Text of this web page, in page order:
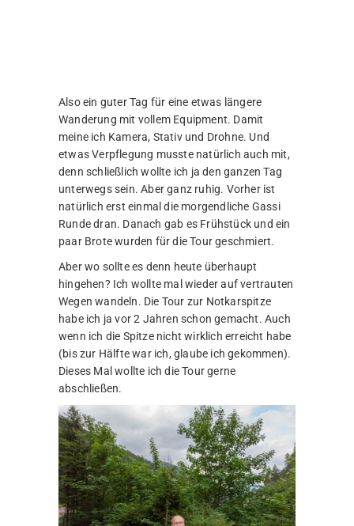
Also ein guter Tag für eine etwas längere
Wanderung mit vollem Equipment. Damit
meine ich Kamera, Stativ und Drohne. Und
etwas Verpflegung musste natürlich auch mit,
denn schließlich wollte ich ja den ganzen Tag
unterwegs sein. Aber ganz ruhig. Vorher ist
natürlich erst einmal die morgendliche Gassi
Runde dran. Danach gab es Frühstück und ein
paar Brote wurden für die Tour geschmiert.
Aber wo sollte es denn heute überhaupt
hingehen? Ich wollte mal wieder auf vertrauten
Wegen wandeln. Die Tour zur Notkarspitze
habe ich ja vor 2 Jahren schon gemacht. Auch
wenn ich die Spitze nicht wirklich erreicht habe
(bis zur Hälfte war ich, glaube ich gekommen).
Dieses Mal wollte ich die Tour gerne
abschließen.